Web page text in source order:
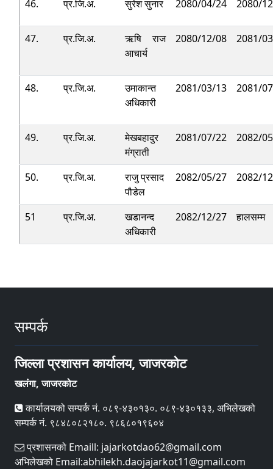
46. प्र.जि.अ. सुरेश सुनार 2080/04/24 2080/
47. प्र.जि.अ.
ऋषि राज
आचार्य
2080/12/08 2081/
48. प्र.जि.अ.
उमाकान्त
अधिकारी
2081/03/13 2081/
49. प्र.जि.अ.
मेखबहादुर
मंग्राती
2081/07/22 2082/
50. प्र.जि.अ.
राजु प्रसाद
पौडेल
2082/05/27 2082/
51 प्र.जि.अ.
खडानन्द
अधिकारी
2082/12/27 हालसम्म
सम्पर्क
जिल्ला प्रशासन कार्यालय, जाजरकोट
खलंगा, जाजरकोट
कार्यालयको सम्पर्क नं. ०८९-४३०१३०. ०८९-४३०१३३, अभिलेखको
सम्पर्क नं. ९८४८०८२१८०. ९८६८०१९६०४
प्रशासनको Emaill: jajarkotdao62@gmail.com
अभिलेखको Email:abhilekh.daojajarkot11@gmail.com